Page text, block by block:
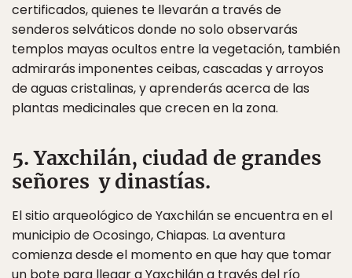
certificados, quienes te llevarán a través de
senderos selváticos donde no solo observarás
templos mayas ocultos entre la vegetación, también
admirarás imponentes ceibas, cascadas y arroyos
de aguas cristalinas, y aprenderás acerca de las
plantas medicinales que crecen en la zona.
5. Yaxchilán, ciudad de grandes
señores y dinastías.
El sitio arqueológico de Yaxchilán se encuentra en el
municipio de Ocosingo, Chiapas. La aventura
comienza desde el momento en que hay que tomar